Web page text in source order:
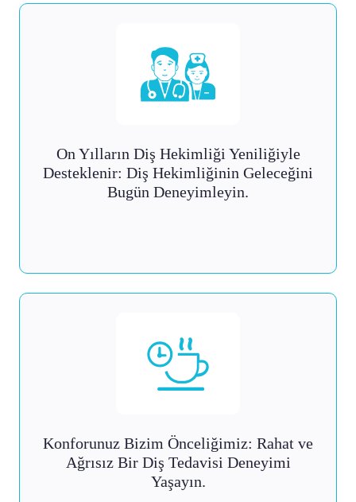
On Yılların Diş Hekimliği Yeniliğiyle
Desteklenir: Diş Hekimliğinin Geleceğini
Bugün Deneyimleyin.
Konforunuz Bizim Önceliğimiz: Rahat ve
Ağrısız Bir Diş Tedavisi Deneyimi
Yaşayın.